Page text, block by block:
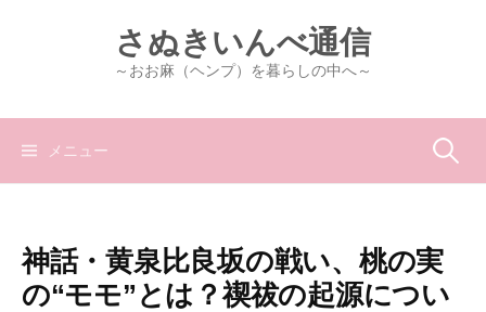
ツ
さぬきいんべ通信
～おお麻（ヘンプ）を暮らしの中へ～
メニュー 検
神話・黄泉比良坂の戦い、桃の実
の“モモ”とは？禊祓の起源につい